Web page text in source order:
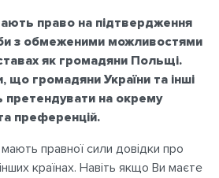
право на підтвердження
з обмеженими можливостями
як громадяни Польщі.
що громадяни України та інші
претендувати на окрему
преференцій.
правної сили довідки про
інших країнах. Навіть якщо Ви маєте